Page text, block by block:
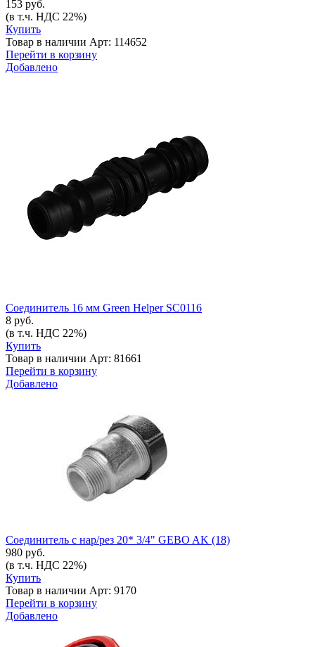
153 руб.
(в т.ч. НДС 22%)
Купить
Товар в наличии Арт: 114652
Перейти в корзину
Добавлено
Соединитель 16 мм Green Helper SC0116
8 руб.
(в т.ч. НДС 22%)
Купить
Товар в наличии Арт: 81661
Перейти в корзину
Добавлено
Соединитель с нар/рез 20* 3/4" GEBO AK (18)
980 руб.
(в т.ч. НДС 22%)
Купить
Товар в наличии Арт: 9170
Перейти в корзину
Добавлено